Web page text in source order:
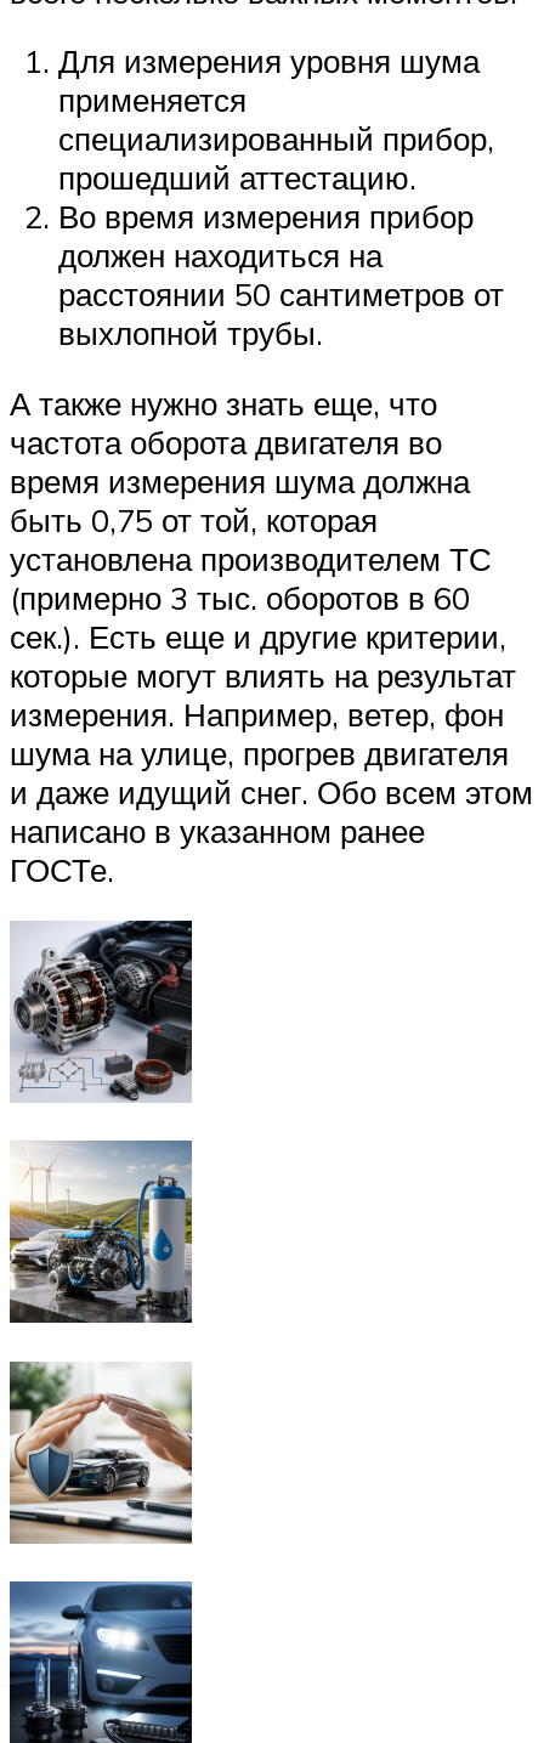
Для измерения уровня шума
применяется
специализированный прибор,
прошедший аттестацию.
Во время измерения прибор
должен находиться на
расстоянии 50 сантиметров от
выхлопной трубы.
А также нужно знать еще, что
частота оборота двигателя во
время измерения шума должна
быть 0,75 от той, которая
установлена производителем ТС
(примерно 3 тыс. оборотов в 60
сек.). Есть еще и другие критерии,
которые могут влиять на результат
измерения. Например, ветер, фон
шума на улице, прогрев двигателя
и даже идущий снег. Обо всем этом
написано в указанном ранее
ГОСТе.